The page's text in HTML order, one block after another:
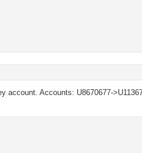
account. Accounts: U8670677-